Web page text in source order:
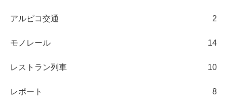
アルピコ交通 2
モノレール 14
レストラン列車 10
レポート 8